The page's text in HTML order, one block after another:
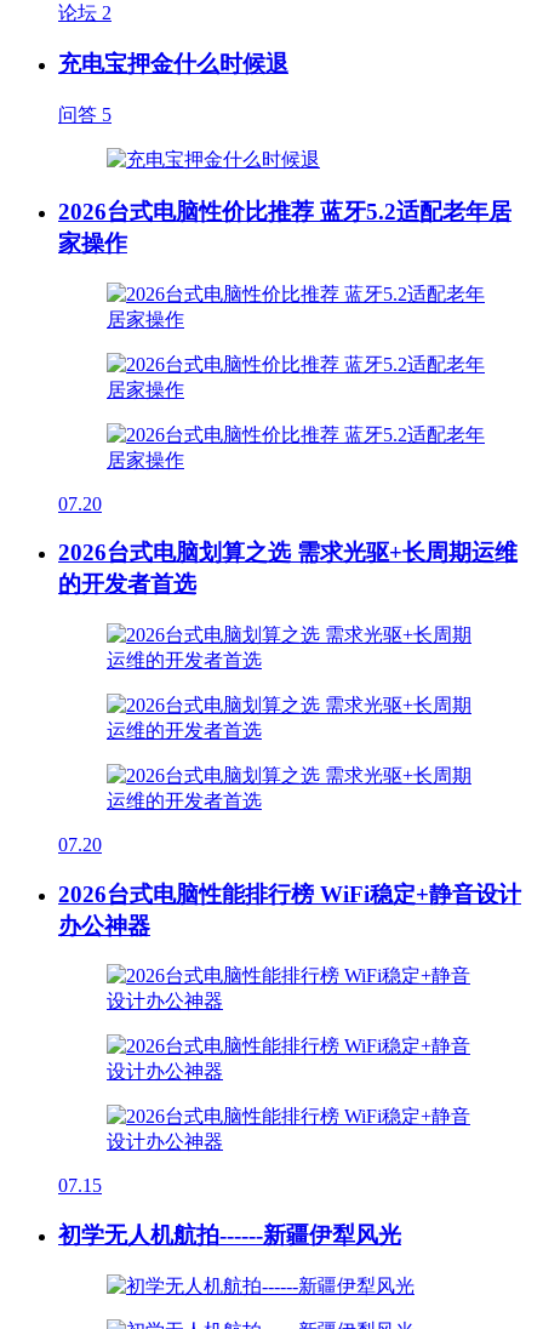
论坛 2
充电宝押金什么时候退
问答 5
2026台式电脑性价比推荐 蓝牙5.2适配老年居
家操作
07.20
2026台式电脑划算之选 需求光驱+长周期运维
的开发者首选
07.20
2026台式电脑性能排行榜 WiFi稳定+静音设计
办公神器
07.15
初学无人机航拍------新疆伊犁风光